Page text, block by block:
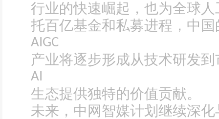
行业的快速崛起，也为全球
托百亿基金和私募进程，中国
AIGC
产业将逐步形成从技术研发
AI
生态提供独特的价值贡献。
未来，中网智媒计划继续深